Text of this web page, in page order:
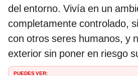
del entorno. Vivía en un
completamente controlado,
con otros seres humanos, y
exterior sin poner en riesgo
PUEDES VER: